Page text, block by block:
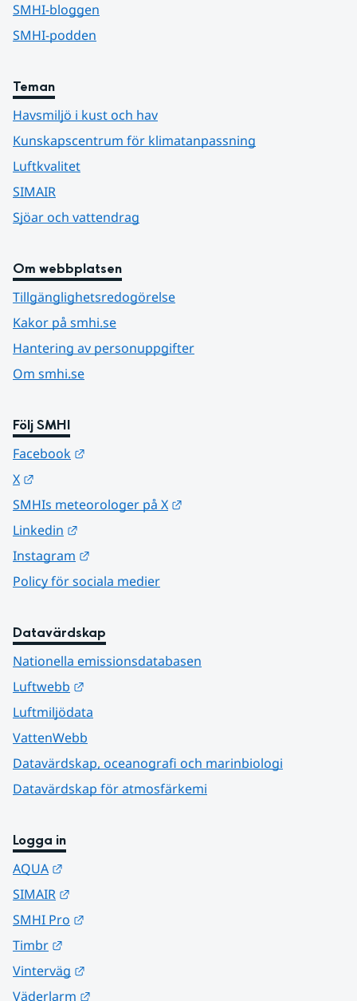
SMHI-bloggen
SMHI-podden
Teman
Havsmiljö i kust och hav
Kunskapscentrum för klimatanpassning
Luftkvalitet
SIMAIR
Sjöar och vattendrag
Om webbplatsen
Tillgänglighetsredogörelse
Kakor på smhi.se
Hantering av personuppgifter
Om smhi.se
Följ SMHI
Facebook
X
SMHIs meteorologer på X
Linkedin
Instagram
Policy för sociala medier
Datavärdskap
Nationella emissionsdatabasen
Luftwebb
Luftmiljödata
VattenWebb
Datavärdskap, oceanografi och marinbiologi
Datavärdskap för atmosfärkemi
Logga in
AQUA
SIMAIR
SMHI Pro
Timbr
Vinterväg
Väderlarm